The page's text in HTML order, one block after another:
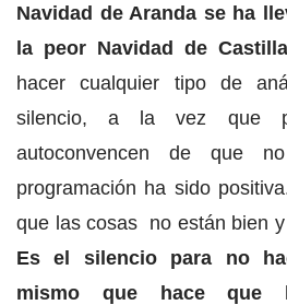
Navidad de Aranda se ha
la peor Navidad de
hacer cualquier tipo de
silencio, a la vez que
autoconvencen de que
programación ha sido
que las cosas no están bien
Es el silencio para no
mismo que hace que